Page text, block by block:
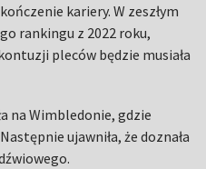
kariery. W zeszłym
rankingu z 2022 roku,
pleców będzie musiała
na Wimbledonie, gdzie
ujawniła, że doznała